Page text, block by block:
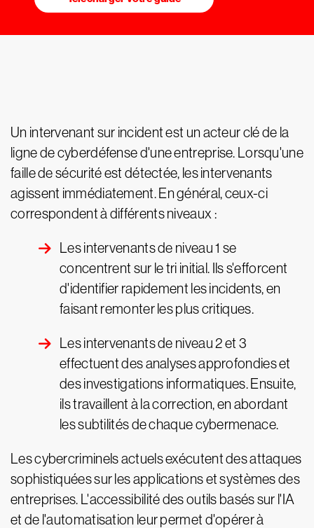
Un intervenant sur incident est un acteur clé de la
ligne de cyberdéfense d'une entreprise. Lorsqu'une
faille de sécurité est détectée, les intervenants
agissent immédiatement. En général, ceux-ci
correspondent à différents niveaux :
Les intervenants de niveau 1 se
concentrent sur le tri initial. Ils s'efforcent
d'identifier rapidement les incidents, en
faisant remonter les plus critiques.
Les intervenants de niveau 2 et 3
effectuent des analyses approfondies et
des investigations informatiques. Ensuite,
ils travaillent à la correction, en abordant
les subtilités de chaque cybermenace.
Les cybercriminels actuels exécutent des attaques
sophistiquées sur les applications et systèmes des
entreprises. L'accessibilité des outils basés sur l'IA
et de l'automatisation leur permet d'opérer à